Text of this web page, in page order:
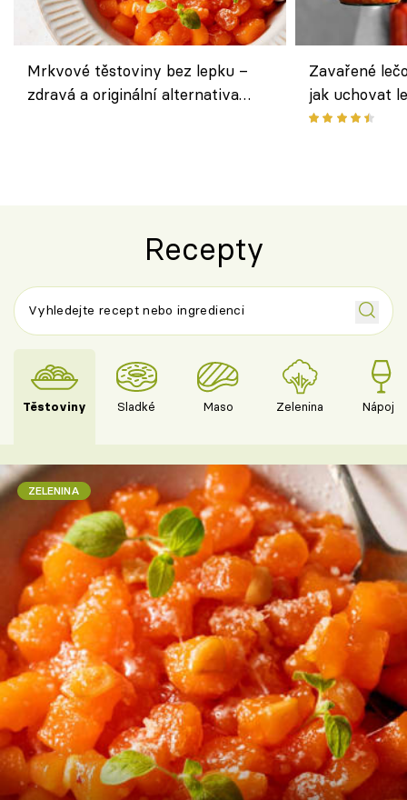
Mrkvové těstoviny bez lepku –
zdravá a originální alternativa
Zavařené
jak uchovat
Recepty
Těstoviny Sladké Maso Zelenina Nápoje
ZELENINA